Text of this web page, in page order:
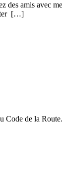
amis avec
[…]
de la